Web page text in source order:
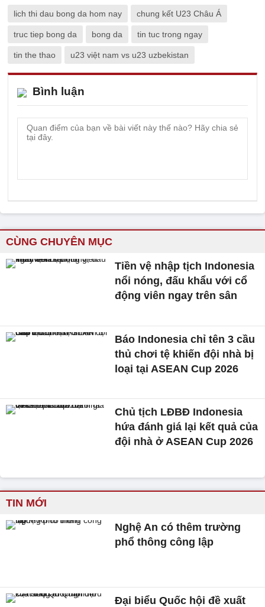
lich thi dau bong da hom nay chung kết U23 Châu Á
truc tiep bong da bong da tin tuc trong ngay
tin the thao u23 việt nam vs u23 uzbekistan
Bình luận
CÙNG CHUYÊN MỤC
Tiền vệ nhập tịch Indonesia
nổi nóng, đấu khẩu với cổ
động viên ngay trên sân
Báo Indonesia chỉ tên 3 cầu
thủ chơi tệ khiến đội nhà bị
loại tại ASEAN Cup 2026
Chủ tịch LĐBĐ Indonesia
hứa đánh giá lại kết quả của
đội nhà ở ASEAN Cup 2026
TIN MỚI
Nghệ An có thêm trường
phổ thông công lập
Đại biểu Quốc hội đề xuất